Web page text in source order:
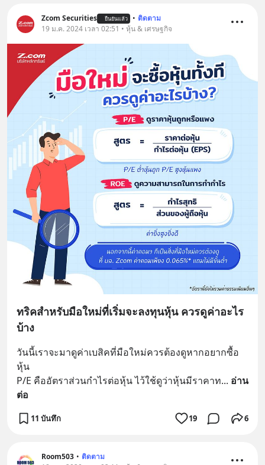
Zcom Securities ยืนยันแล้ว • ติดตาม
19 ม.ค. 2024 เวลา 02:51 • หุ้น & เศรษฐกิจ
ทริคสำหรับมือใหม่ที่เริ่มจะลงทุนหุ้น ควรดูค่าอะไร
บ้าง
วันนี้เราจะมาดูค่าเบสิคที่มือใหม่ควรต้องดูหากอยากซื้อ
หุ้น
P/E คืออัตราส่วนกำไรต่อหุ้น ไว้ใช้ดูว่าหุ้นมีราคาท... อ่าน
ต่อ
11 บันทึก 19 6
Room503 • ติดตาม